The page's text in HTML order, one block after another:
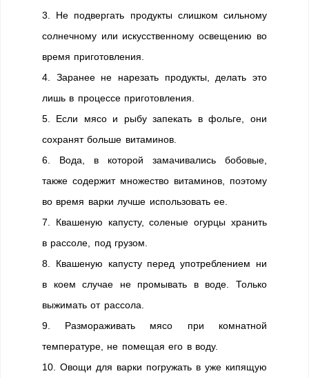
3. Не подвергать продукты слишком сильному
солнечному или искусственному освещению во
время приготовления.
4. Заранее не нарезать продукты, делать это
лишь в процессе приготовления.
5. Если мясо и рыбу запекать в фольге, они
сохранят больше витаминов.
6. Вода, в которой замачивались бобовые,
также содержит множество витаминов, поэтому
во время варки лучше использовать ее.
7. Квашеную капусту, соленые огурцы хранить
в рассоле, под грузом.
8. Квашеную капусту перед употреблением ни
в коем случае не промывать в воде. Только
выжимать от рассола.
9. Размораживать мясо при комнатной
температуре, не помещая его в воду.
10. Овощи для варки погружать в уже кипящую